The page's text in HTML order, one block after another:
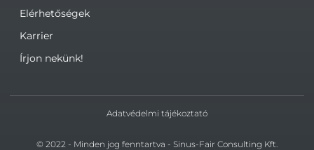
Elérhetőségek
Karrier
Írjon nekünk!
© 2022 - Minden jog fenntartva - Sinus-Fair Consulting Kft.
Adatvédelmi tájékoztató